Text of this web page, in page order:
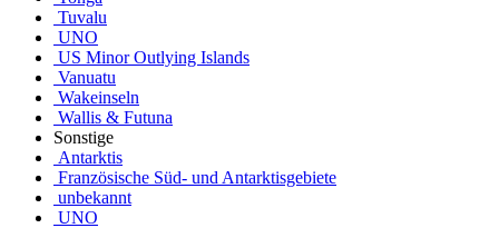
Tuvalu
UNO
US Minor Outlying Islands
Vanuatu
Wakeinseln
Wallis & Futuna
Sonstige
Antarktis
Französische Süd- und Antarktisgebiete
unbekannt
UNO